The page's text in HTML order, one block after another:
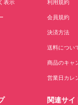
表示 利用規約
会員規約
決済方法
送料につい
商品のキャ
営業日カレ
関連サイ